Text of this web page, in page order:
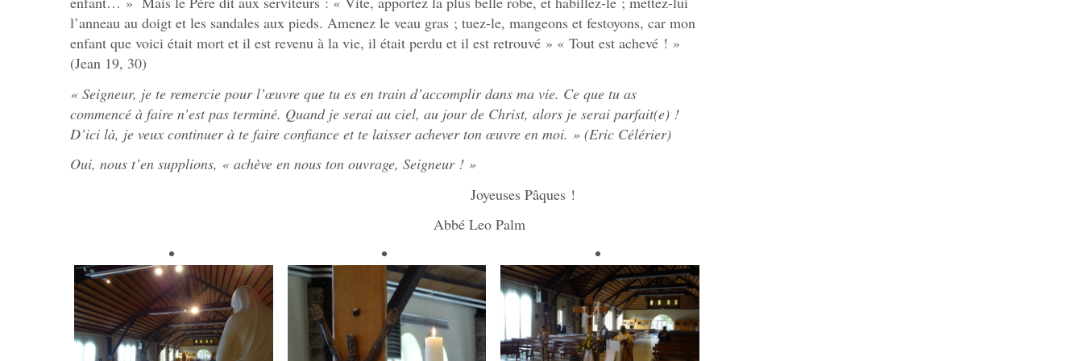
l’anneau au doigt et les sandales aux pieds. Amenez le veau gras ; tuez-le, mangeons et festoyons, car mon
enfant que voici était mort et il est revenu à la vie, il était perdu et il est retrouvé » « Tout est achevé ! »
(Jean 19, 30)
« Seigneur, je te remercie pour l’œuvre que tu es en train d’accomplir dans ma vie. Ce que tu as
commencé à faire n’est pas terminé. Quand je serai au ciel, au jour de Christ, alors je serai parfait(e) !
D’ici là, je veux continuer à te faire confiance et te laisser achever ton œuvre en moi. » (Eric Célérier)
Oui, nous t’en supplions, « achève en nous ton ouvrage, Seigneur ! »
Joyeuses Pâques !
Abbé Leo Palm